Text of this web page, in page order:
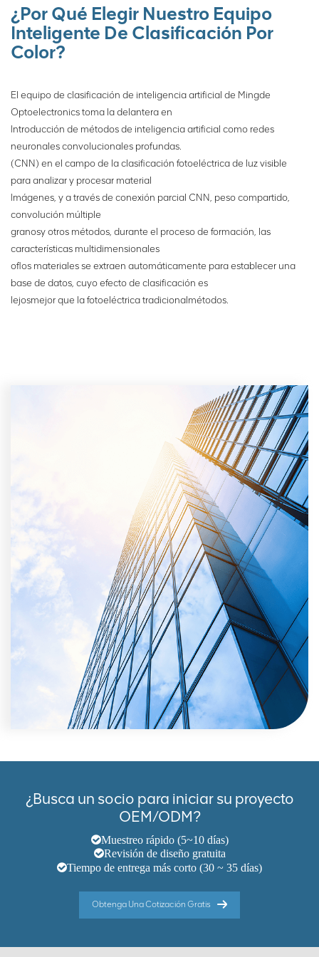
Simplemente cambie el
programa de clasificación
en el panel del operador
suministrado y los metales
¿Por Qué Elegir Nuestro Equipo
Inteligente De Clasificación Por
Color?
El equipo de clasificación de inteligencia artificial de Mingde
Optoelectronics toma la delantera en
Introducción de métodos de inteligencia artificial como redes
neuronales convolucionales profundas.
(CNN) en el campo de la clasificación fotoeléctrica de luz visible
para analizar y procesar material
Imágenes, y a través de conexión parcial CNN, peso compartido,
convolución múltiple
granosy otros métodos, durante el proceso de formación, las
características multidimensionales
oflos materiales se extraen automáticamente para establecer una
base de datos, cuyo efecto de clasificación es
lejosmejor que la fotoeléctrica tradicionalmétodos.
¿Busca un socio para iniciar su proyecto
OEM/ODM?
Muestreo rápido (5~10 días)
Revisión de diseño gratuita
Tiempo de entrega más corto (30 ~ 35 días)
Obtenga Una Cotización Gratis